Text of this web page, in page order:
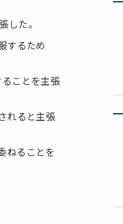
した。
するため
ことを主張
れると主張
ねることを